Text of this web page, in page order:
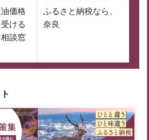
価格
ける
談窓
ふるさと納税なら、
奈良